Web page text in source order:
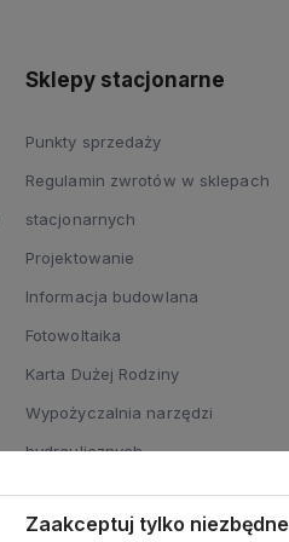
Sklepy stacjonarne
Punkty sprzedaży
Regulamin zwrotów w sklepach
stacjonarnych
Projektowanie
Informacja budowlana
Fotowoltaika
Karta Dużej Rodziny
Wypożyczalnia narzędzi
hydraulicznych
Zaakceptuj tylko niezbędne